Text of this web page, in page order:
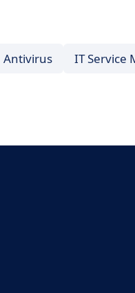
Antivirus IT Service